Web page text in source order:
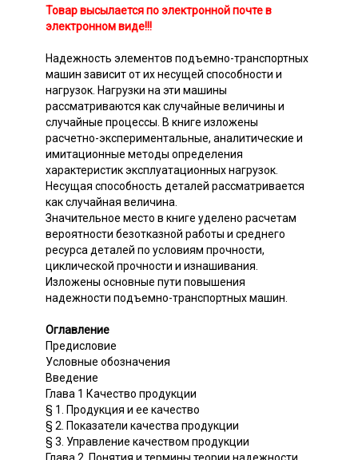
Товар высылается по электронной почте в
электронном виде!!!
Надежность элементов подъемно-транспортных
машин зависит от их несущей способности и
нагрузок. Нагрузки на эти машины
рассматриваются как случайные величины и
случайные процессы. В книге изложены
расчетно-экспериментальные, аналитические и
имитационные методы определения
характеристик эксплуатационных нагрузок.
Несущая способность деталей рассматривается
как случайная величина.
Значительное место в книге уделено расчетам
вероятности безотказной работы и среднего
ресурса деталей по условиям прочности,
циклической прочности и изнашивания.
Изложены основные пути повышения
надежности подъемно-транспортных машин.
Оглавление
Предисловие
Условные обозначения
Введение
Глава 1 Качество продукции
§ 1. Продукция и ее качество
§ 2. Показатели качества продукции
§ 3. Управление качеством продукции
Глава 2. Понятия и термины теории надежности